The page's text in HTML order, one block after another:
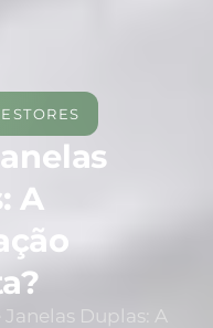
A
Janelas Duplas: A